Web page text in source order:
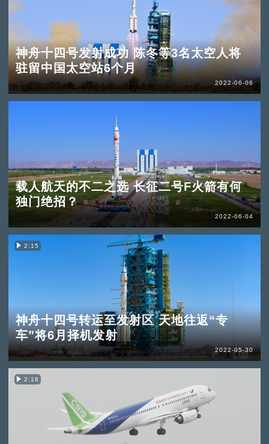
神舟十四号发射成功 陈冬等3名太空人将
驻留中国太空站6个月
2022-06-06
载人航天的不二之选 长征二号F火箭有何
独门绝招？
2022-06-04
2:15
神舟十四号转运至发射区 天地往返“专
车”将6月择机发射
2022-05-30
2:18